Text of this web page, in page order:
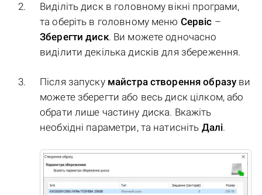
Виділіть диск в головному вікні програми,
та оберіть в головному меню Сервіс –
Зберегти диск. Ви можете одночасно
виділити декілька дисків для збереження.
Після запуску майстра створення образу ви
можете зберегти або весь диск цілком, або
обрати лише частину диска. Вкажіть
необхідні параметри, та натисніть Далі.